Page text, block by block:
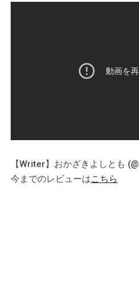
【Writer】おかざきよしとも
今までのレビューはこちら